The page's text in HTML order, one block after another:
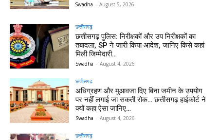
Swadha - August 5, 2026
छत्तीसगढ़
छत्तीसगढ़ पुलिस: निरीक्षकों और उप निरीक्षकों का
तबादला, SP ने जारी किया आदेश, जानिए किसे कहां
मिली जिम्मेदारी…
Swadha - August 4, 2026
छत्तीसगढ़
अधिग्रहण और मुआवजा दिए बिना जमीन के उपयोग
पर नहीं लगाई जा सकती रोक… छत्तीसगढ़ हाईकोर्ट ने
क्यों कहा ऐसा जानिए…
Swadha - August 4, 2026
छत्तीसगढ़